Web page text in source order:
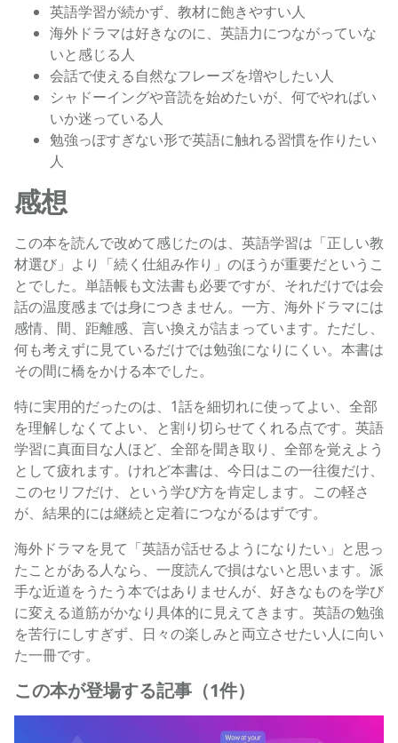
英語学習が続かず、教材に飽きやすい人
海外ドラマは好きなのに、英語力につながっていな
いと感じる人
会話で使える自然なフレーズを増やしたい人
シャドーイングや音読を始めたいが、何でやればい
いか迷っている人
勉強っぽすぎない形で英語に触れる習慣を作りたい
人
感想
この本を読んで改めて感じたのは、英語学習は「正しい教
材選び」より「続く仕組み作り」のほうが重要だというこ
とでした。単語帳も文法書も必要ですが、それだけでは会
話の温度感までは身につきません。一方、海外ドラマには
感情、間、距離感、言い換えが詰まっています。ただし、
何も考えずに見ているだけでは勉強になりにくい。本書は
その間に橋をかける本でした。
特に実用的だったのは、1話を細切れに使ってよい、全部
を理解しなくてよい、と割り切らせてくれる点です。英語
学習に真面目な人ほど、全部を聞き取り、全部を覚えよう
として疲れます。けれど本書は、今日はこの一往復だけ、
このセリフだけ、という学び方を肯定します。この軽さ
が、結果的には継続と定着につながるはずです。
海外ドラマを見て「英語が話せるようになりたい」と思っ
たことがある人なら、一度読んで損はないと思います。派
手な近道をうたう本ではありませんが、好きなものを学び
に変える道筋がかなり具体的に見えてきます。英語の勉強
を苦行にしすぎず、日々の楽しみと両立させたい人に向い
た一冊です。
この本が登場する記事（1件）